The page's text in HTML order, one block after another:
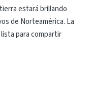
estará brillando
de Norteamérica. La
para compartir